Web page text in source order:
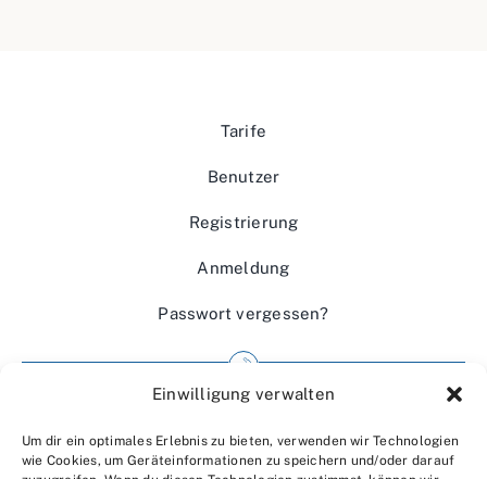
Einwilligung verwalten
Um dir ein optimales Erlebnis zu bieten, verwenden wir Technologien
wie Cookies, um Geräteinformationen zu speichern und/oder darauf
Tarife
Benutzer
Registrierung
Anmeldung
Passwort vergessen?
Wir über uns